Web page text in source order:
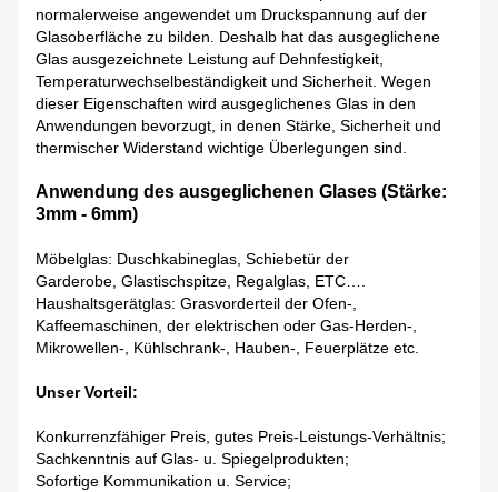
normalerweise angewendet um Druckspannung auf der
Glasoberfläche zu bilden. Deshalb hat das ausgeglichene
Glas ausgezeichnete Leistung auf Dehnfestigkeit,
Temperaturwechselbeständigkeit und Sicherheit. Wegen
dieser Eigenschaften wird ausgeglichenes Glas in den
Anwendungen bevorzugt, in denen Stärke, Sicherheit und
thermischer Widerstand wichtige Überlegungen sind.
Anwendung des ausgeglichenen Glases (Stärke:
3mm - 6mm)
Möbelglas: Duschkabineglas, Schiebetür der
Garderobe, Glastischspitze, Regalglas, ETC….
Haushaltsgerätglas: Grasvorderteil der Ofen-,
Kaffeemaschinen, der elektrischen oder Gas-Herden-,
Mikrowellen-, Kühlschrank-, Hauben-, Feuerplätze etc.
Unser Vorteil:
Konkurrenzfähiger Preis, gutes Preis-Leistungs-Verhältnis;
Sachkenntnis auf Glas- u. Spiegelprodukten;
Sofortige Kommunikation u. Service;